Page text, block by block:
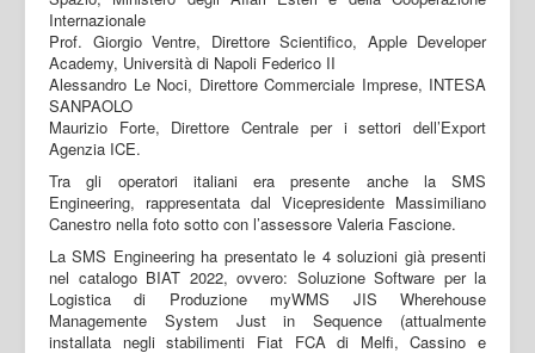
Internazionale
Prof. Giorgio Ventre, Direttore Scientifico, Apple Developer
Academy, Università di Napoli Federico II
Alessandro Le Noci, Direttore Commerciale Imprese, INTESA
SANPAOLO
Maurizio Forte, Direttore Centrale per i settori dell’Export
Agenzia ICE.
Tra gli operatori italiani era presente anche la SMS
Engineering, rappresentata dal Vicepresidente Massimiliano
Canestro nella foto sotto con l’assessore Valeria Fascione.
La SMS Engineering ha presentato le 4 soluzioni già presenti
nel catalogo BIAT 2022, ovvero: Soluzione Software per la
Logistica di Produzione myWMS JIS Wherehouse
Managemente System Just in Sequence (attualmente
installata negli stabilimenti Fiat FCA di Melfi, Cassino e